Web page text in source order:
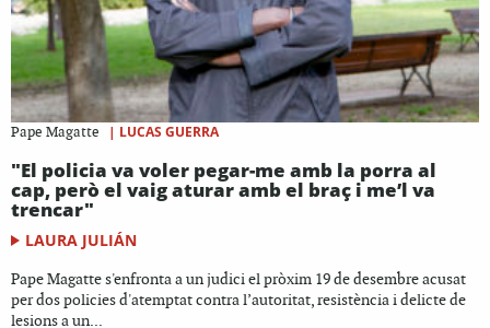
Pape Magatte | LUCAS GUERRA
"El policia va voler pegar-me amb la porra al
cap, però el vaig aturar amb el braç i me’l va
trencar"
LAURA JULIÁN
Pape Magatte s'enfronta a un judici el pròxim 19 de desembre acusat
per dos policies d'atemptat contra l’autoritat, resistència i delicte de
lesions a un...